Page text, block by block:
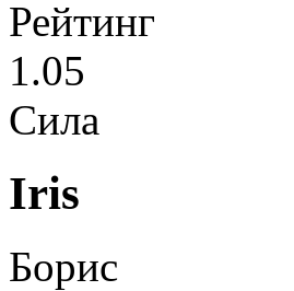
Рейтинг
1.05
Сила
Iris
Борис